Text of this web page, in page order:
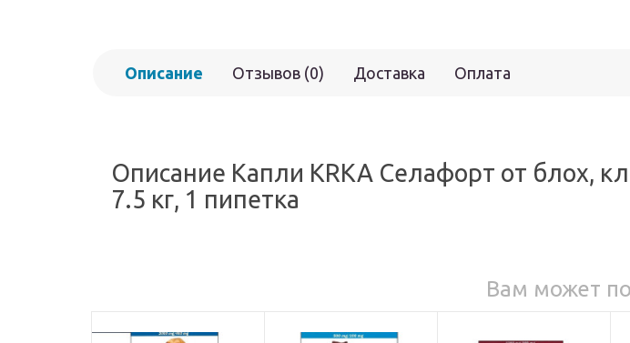
Описание Отзывов (0) Доставка Оплата
Описание Капли KRKA Селафорт от блох,
7.5 кг, 1 пипетка
Вам может